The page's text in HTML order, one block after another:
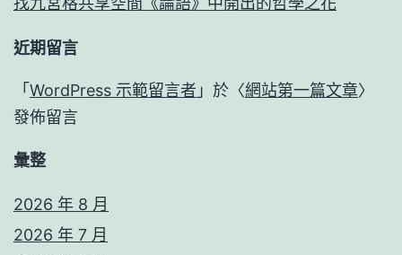
近期留言
「 WordPress 示範留言者 」於〈網站第一篇文章〉
發佈留言
彙整
2026 年 8 月
2026 年 7 月